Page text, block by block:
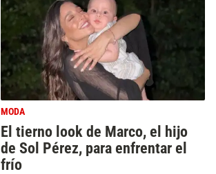
MODA
El tierno look de Marco, el hijo
de Sol Pérez, para enfrentar el
frío